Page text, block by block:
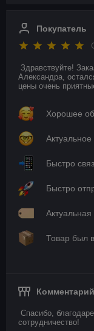
Покупатель
Здравствуйте!
Александра,
цены очень
Хорошее
Быстро
Быстро
Актуальная
Товар был
Спасибо,
сотрудничество!